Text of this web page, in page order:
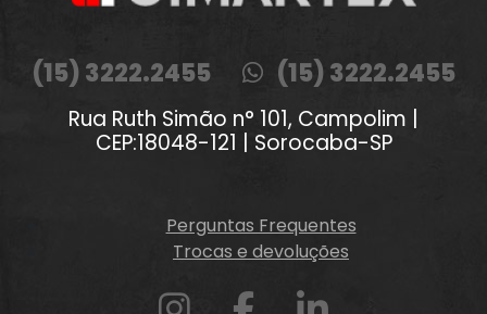
(15) 3222.2455 (15) 3222.2455
Rua Ruth Simão n° 101, Campolim |
CEP:18048-121 | Sorocaba-SP
Perguntas Frequentes
Trocas e devoluções